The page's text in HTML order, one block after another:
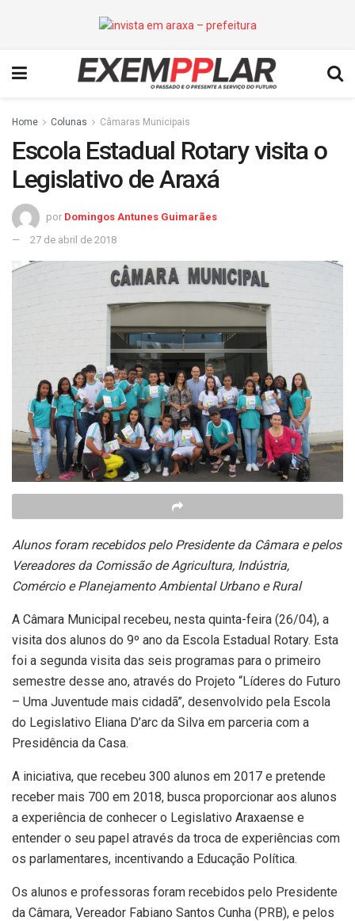
Home Colunas Câmaras Municipais
Escola Estadual Rotary visita o
Legislativo de Araxá
por Domingos Antunes Guimarães
27 de abril de 2018
Alunos foram recebidos pelo Presidente da Câmara e pelos
Vereadores da Comissão de Agricultura, Indústria,
Comércio e Planejamento Ambiental Urbano e Rural
A Câmara Municipal recebeu, nesta quinta-feira (26/04), a
visita dos alunos do 9º ano da Escola Estadual Rotary. Esta
foi a segunda visita das seis programas para o primeiro
semestre desse ano, através do Projeto “Líderes do Futuro
– Uma Juventude mais cidadã”, desenvolvido pela Escola
do Legislativo Eliana D’arc da Silva em parceria com a
Presidência da Casa.
A iniciativa, que recebeu 300 alunos em 2017 e pretende
receber mais 700 em 2018, busca proporcionar aos alunos
a experiência de conhecer o Legislativo Araxaense e
entender o seu papel através da troca de experiências com
os parlamentares, incentivando a Educação Política.
Os alunos e professoras foram recebidos pelo Presidente
da Câmara, Vereador Fabiano Santos Cunha (PRB), e pelos